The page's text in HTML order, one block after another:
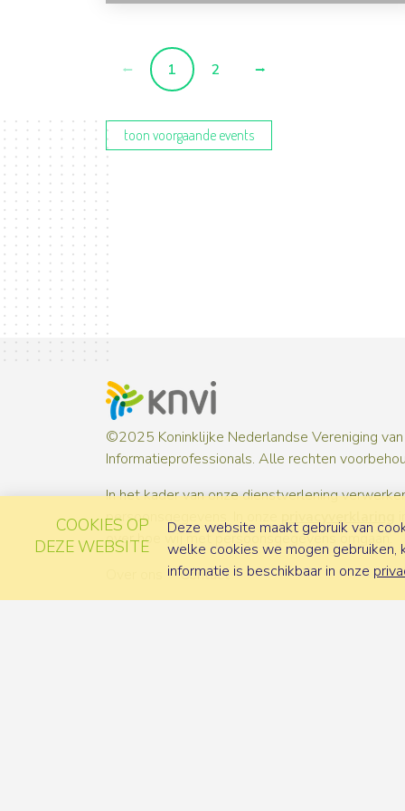
1 2
toon voorgaande events
©2025 Koninklijke Nederlandse Vereniging van
Informatieprofessionals. Alle rechten
In het kader van onze dienstverlening
persoonsgegevens. In onze
over hoe wij met persoonsgegevens omgaan.
Contact
COOKIES OP
DEZE WEBSITE
Deze website maakt gebruik van
welke cookies we mogen gebruiken,
informatie is beschikbaar in onze